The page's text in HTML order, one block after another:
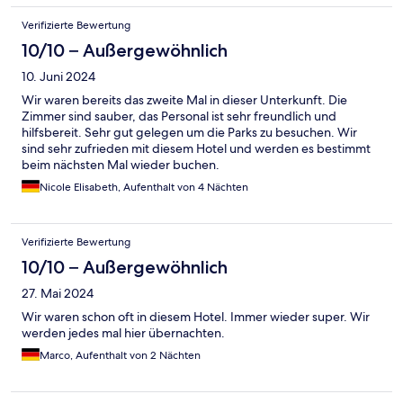
Verifizierte Bewertung
10/10 – Außergewöhnlich
10. Juni 2024
Wir waren bereits das zweite Mal in dieser Unterkunft. Die
Zimmer sind sauber, das Personal ist sehr freundlich und
hilfsbereit. Sehr gut gelegen um die Parks zu besuchen. Wir
sind sehr zufrieden mit diesem Hotel und werden es bestimmt
beim nächsten Mal wieder buchen.
Nicole Elisabeth, Aufenthalt von 4 Nächten
Verifizierte Bewertung
10/10 – Außergewöhnlich
27. Mai 2024
Wir waren schon oft in diesem Hotel. Immer wieder super. Wir
werden jedes mal hier übernachten.
Marco, Aufenthalt von 2 Nächten